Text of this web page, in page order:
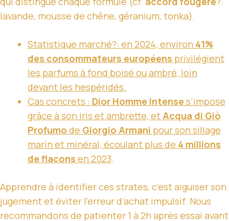
lavande, mousse de chêne, géranium, tonka).
Statistique marché?: en 2024, environ 41%
des consommateurs européens privilégient
les parfums à fond boisé ou ambré, loin
devant les hespéridés.
Cas concrets : Dior Homme Intense s’impose
grâce à son iris et ambrette, et Acqua di Giò
Profumo de Giorgio Armani pour son sillage
marin et minéral, écoulant plus de 4 millions
de flacons en 2023.
Apprendre à identifier ces strates, c’est aiguiser son
jugement et éviter l’erreur d’achat impulsif. Nous
recommandons de patienter 1 à 2h après essai avant